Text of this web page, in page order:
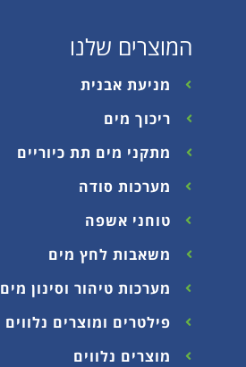
המוצרים שלנו
מניעת אבנית
ריכוך מים
מתקני מים תת כיוריים
מערכות סודה
טוחני אשפה
משאבות לחץ מים
מערכות טיהור וסינון מים
פילטרים ומוצרים נלווים
מוצרים נלווים